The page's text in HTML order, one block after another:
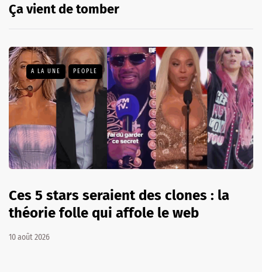
Ça vient de tomber
A LA UNE PEOPLE
Ces 5 stars seraient des clones : la
théorie folle qui affole le web
10 août 2026